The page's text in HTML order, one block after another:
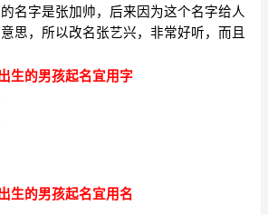
名字是张加帅，后来因为这个名字给人
思，所以改名张艺兴，非常好听，而且
生的男孩起名宜用字
生的男孩起名宜用名